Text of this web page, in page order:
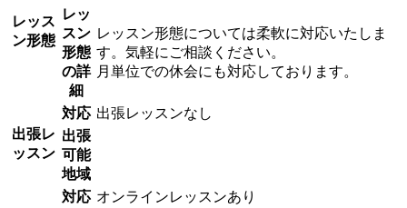
レッス
ン形態
レッ
スン
形態
の詳
細
レッスン形態については柔軟に対応いたしま
す。気軽にご相談ください。
月単位での休会にも対応しております。
出張レ
ッスン
対応 出張レッスンなし
出張
可能
地域
対応 オンラインレッスンあり